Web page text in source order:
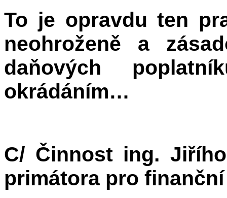
To je opravdu ten
neohroženě a
daňových
okrádáním…
C/ Činnost ing.
primátora pro